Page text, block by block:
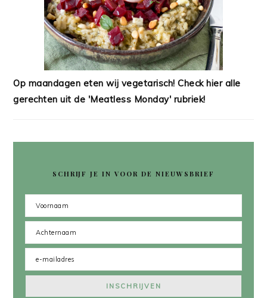
Op maandagen eten wij vegetarisch! Check hier alle
gerechten uit de 'Meatless Monday' rubriek!
SCHRIJF JE IN VOOR DE NIEUWSBRIEF